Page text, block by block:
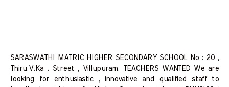
SARASWATHI MATRIC HIGHER SECONDARY SCHOOL No : 20 ,
Thiru.V.Ka . Street , Villupuram. TEACHERS WANTED We are
looking for enthusiastic , innovative and qualified staff to